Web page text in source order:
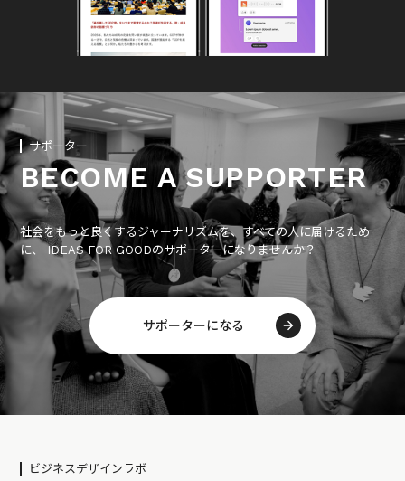
サポーター
BECOME A SUPPORTER
社会をもっと良くするジャーナリズムを、すべての人に届けるため
に、 IDEAS FOR GOODのサポーターになりませんか？
サポーターになる
ビジネスデザインラボ